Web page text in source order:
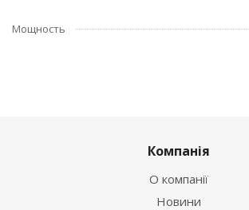
Мощность
Компанія
О компанії
Новини